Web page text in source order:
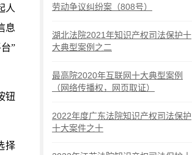
人
息
”
钮
择
劳动争议纠纷案（808号）
湖北法院2021年知识产权司法保护十
大典型案例之二
最高院2020年互联网十大典型案例
（网络传播权，网页取证）
2022年度广东法院知识产权司法保护
十大案件之十